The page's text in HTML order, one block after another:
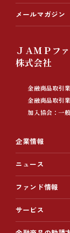
メールマガジン
ＪＡＭＰフ
株式会社
金融商品取引業
金融商品取引業
加入協会：一般
企業情報
ニュース
ファンド情報
サービス